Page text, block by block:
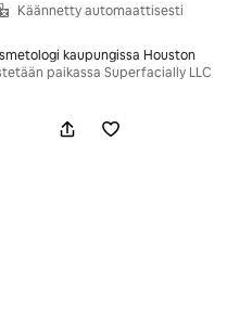
Käännetty automaattisesti
kaupungissa Houston
paikassa Superfacially LLC